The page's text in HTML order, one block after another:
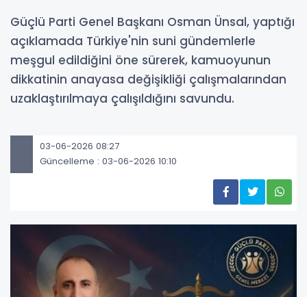
Güçlü Parti Genel Başkanı Osman Ünsal, yaptığı
açıklamada Türkiye'nin suni gündemlerle
meşgul edildiğini öne sürerek, kamuoyunun
dikkatinin anayasa değişikliği çalışmalarından
uzaklaştırılmaya çalışıldığını savundu.
03-06-2026 08:27
Güncelleme : 03-06-2026 10:10